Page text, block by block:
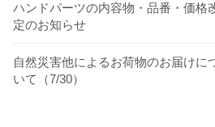
ハンドパーツの内容物・品番・価格
定のお知らせ
自然災害他によるお荷物のお届けに
いて（7/30）